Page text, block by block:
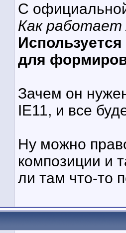
С
Как работает
для
Зачем он
IE11, и все
Ну можно
композиции и
ли там что-то